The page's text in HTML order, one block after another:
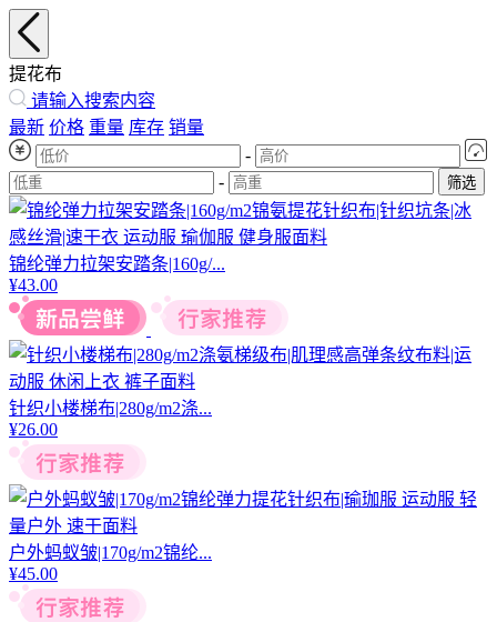
提花布
请输入搜索内容
最新 价格 重量 库存 销量
-
-
筛选
锦纶弹力拉架安踏条|160g/...
¥43.00
针织小楼梯布|280g/m2涤...
¥26.00
户外蚂蚁皱|170g/m2锦纶...
¥45.00